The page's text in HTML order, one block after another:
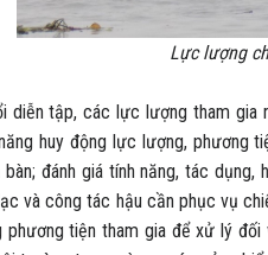
Lực lượng
tập, các lực lượng tham gia
huy động lực lượng, phương
đánh giá tính năng, tác
và công tác hậu cần phục vụ
tiện tham gia để xử lý đối